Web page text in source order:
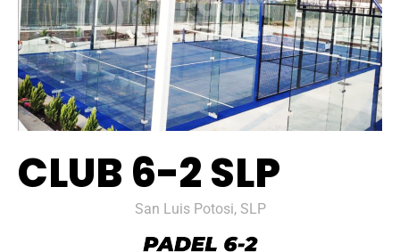
CLUB 6-2 SLP
San Luis Potosi, SLP